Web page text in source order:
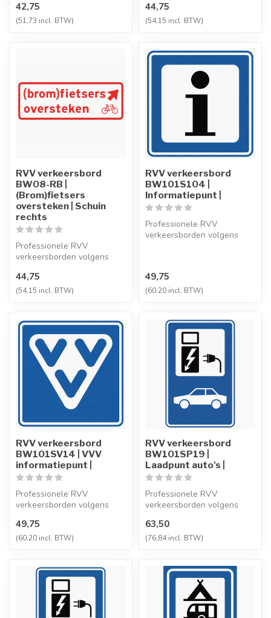
42,75
(51,73 incl. BTW)
vervaardigd uit hoogwaa...
44,75
(54,15 incl. BTW)
RVV verkeersbord
BW08-RB |
(Brom)fietsers
oversteken | Schuin
rechts
Professionele RVV
verkeersborden volgens
vervaardigd uit hoogwaa...
44,75
(54,15 incl. BTW)
RVV verkeersbord
BW101S104 |
Informatiepunt |
Professionele RVV
verkeersborden volgens
49,75
(60,20 incl. BTW)
RVV verkeersbord
BW101SV14 | VVV
informatiepunt |
Professionele RVV
verkeersborden volgens
vervaardigd uit hoogwaa...
49,75
(60,20 incl. BTW)
RVV verkeersbord
BW101SP19 |
Laadpunt auto's |
Professionele RVV
verkeersborden volgens
vervaardigd uit hoogwaa...
63,50
(76,84 incl. BTW)